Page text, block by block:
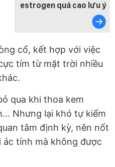
estrogen quá cao lưu ý
cổ, kết hợp với việc
tím từ mặt trời nhiều
qua khi thoa kem
Nhưng lại khó tự kiểm
tâm định kỳ, nên nốt
ác tính mà không được